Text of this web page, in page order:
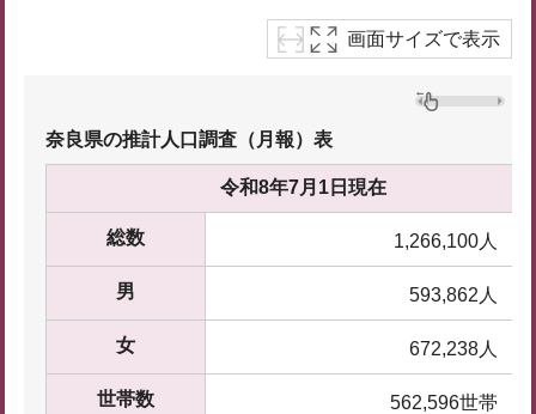
画面サイズで表示
奈良県の推計人口調査（月報）表
令和8年7月1日現在
総数 1,266,100人
男 593,862人
女 672,238人
世帯数 562,596世帯